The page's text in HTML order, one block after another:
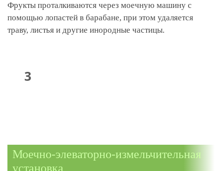
Фрукты проталкиваются через моечную машину с
помощью лопастей в барабане, при этом удаляется
траву, листья и другие инородные частицы.
Моечно-элеваторно-измельчительная
установка